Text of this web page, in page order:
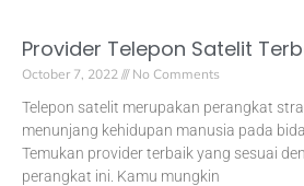
Provider Telepon Satelit
October 7, 2022 No Comments
Telepon satelit merupakan perangkat
menunjang kehidupan manusia pada
Temukan provider terbaik yang sesuai
perangkat ini. Kamu mungkin